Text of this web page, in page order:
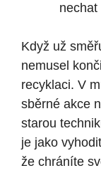
Když už
nemusel
recyklaci. V
sběrné akce
starou
je jako
že chráníte